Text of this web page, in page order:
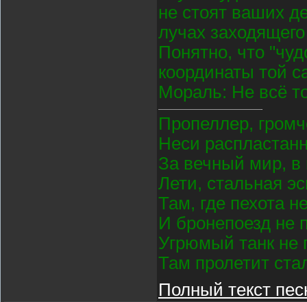
не стоят ваших
лучах
Понятно, что
координаты той
Мораль: Не всё
Пропеллер,
Неси
За вечный мир, в
Лети, стальная
Там, где пехота
И бронепоезд не
Угрюмый танк не
Там пролетит
Полный текст